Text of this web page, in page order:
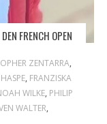
FRENCH OPEN
ZENTARRA,
, FRANZISKA
WILKE, PHILIP
WALTER,